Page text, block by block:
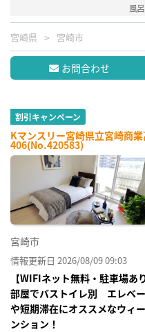
風
宮崎県 宮崎市
お問合わせ
割引キャンペーン
Kマンスリー宮崎県立宮崎商
406(No.420583)
宮崎市
情報更新日 2026/08/09 09:03
【WIFIネット無料・駐車場
部屋でバストイレ別 エレベ
や短期滞在にオススメなウィ
ンション！